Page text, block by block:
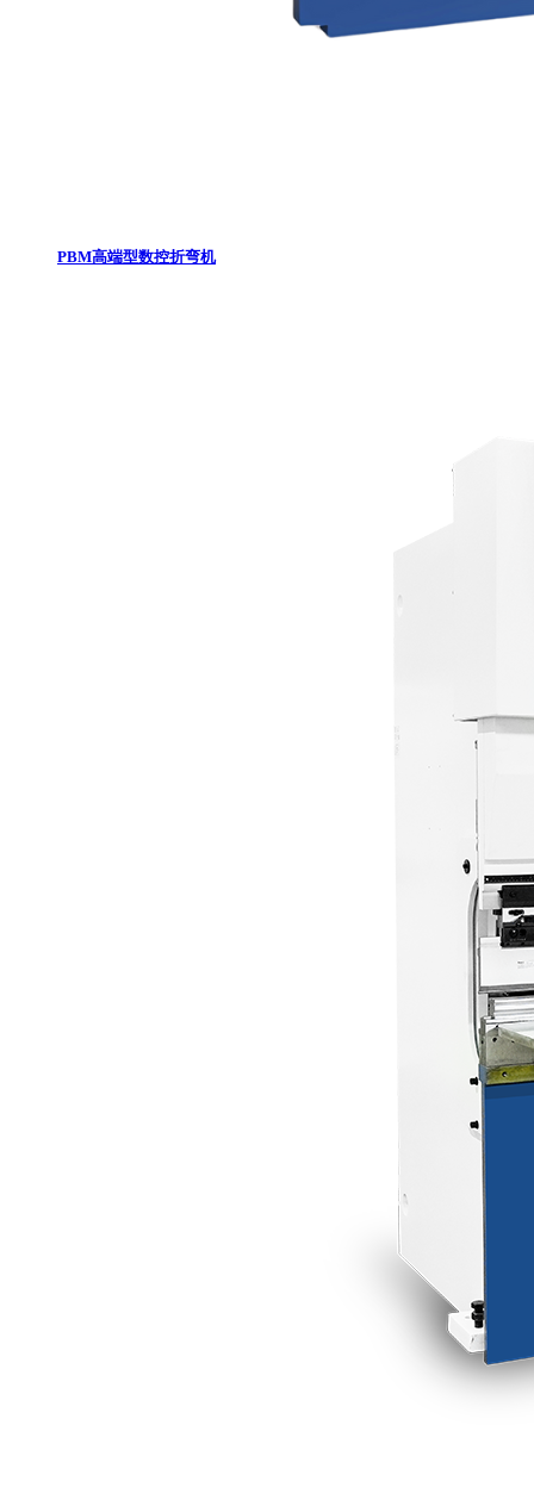
PBM高端型数控折弯机